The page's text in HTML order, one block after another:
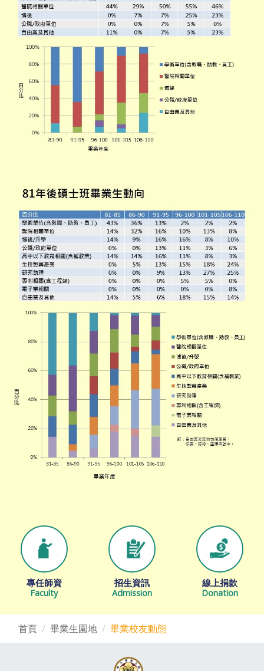
專任師資
Faculty
招生資訊
Admission
線上捐款
Donation
首頁 畢業生園地 畢業校友動態